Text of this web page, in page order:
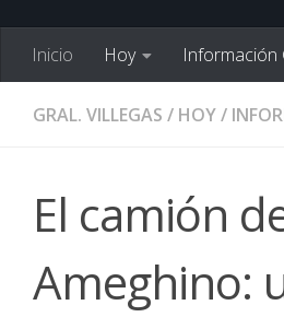
Inicio Hoy Información
GRAL. VILLEGAS / HOY/
El camión
Ameghino: